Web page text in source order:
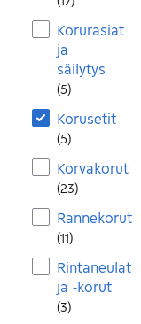
Korurasiat
ja
säilytys
(5)
Korusetit
(5)
Korvakorut
(23)
Rannekorut
(11)
Rintaneulat
ja -korut
(3)